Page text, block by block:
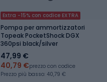
Extra -15% con codice EXTRA
Pompa per ammortizzatori
Topeak PocketShock DGX
360psi black/silver
47,99 €
40,79 €prezzo con codice
Prezzo più basso: 40,79 €